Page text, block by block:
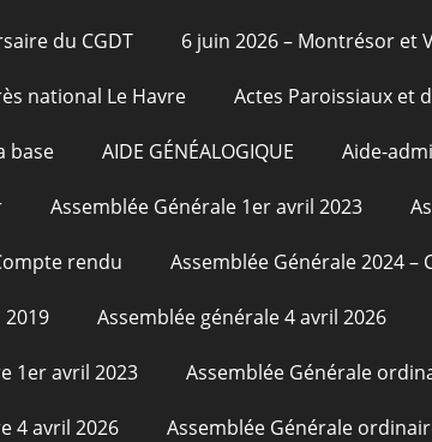
du CGDT 6 juin 2026 – Montrésor et
national Le Havre Actes Paroissiaux et
base AIDE GÉNÉALOGIQUE Aide-
Assemblée Générale 1er avril 2023
rendu Assemblée Générale 2024 –
Assemblée générale 4 avril 2026
1er avril 2023 Assemblée Générale
4 avril 2026 Assemblée Générale